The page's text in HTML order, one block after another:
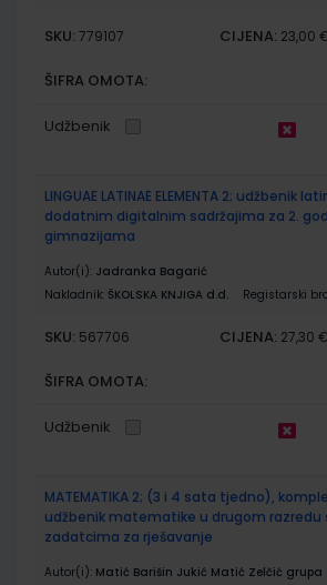
SKU: 779107 CIJENA: 23,00
ŠIFRA OMOTA:
Udžbenik
LINGUAE LATINAE ELEMENTA 2; udžbenik
dodatnim digitalnim sadržajima za 2.
gimnazijama
Autor(i): Jadranka Bagarić
Nakladnik: ŠKOLSKA KNJIGA d.d. Registarski
SKU: 567706 CIJENA: 27,30 €
ŠIFRA OMOTA:
Udžbenik
MATEMATIKA 2; (3 i 4 sata tjedno),
udžbenik matematike u drugom razredu
zadatcima za rješavanje
Autor(i): Matić Barišin Jukić Matić Zelčić